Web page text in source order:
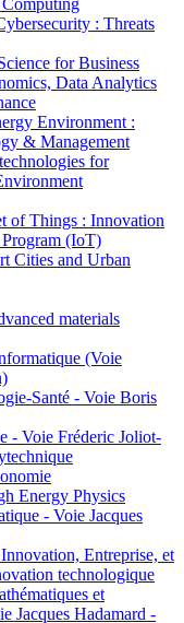
: Threats
for Business
Data Analytics
Environment :
& Management
for
of Things : Innovation
(IoT)
Cities and Urban
materials
(Voie
Santé - Voie Boris
- Voie Fréderic Joliot-
Energy Physics
- Voie Jacques
Entreprise, et
technologique
et
Jacques Hadamard -